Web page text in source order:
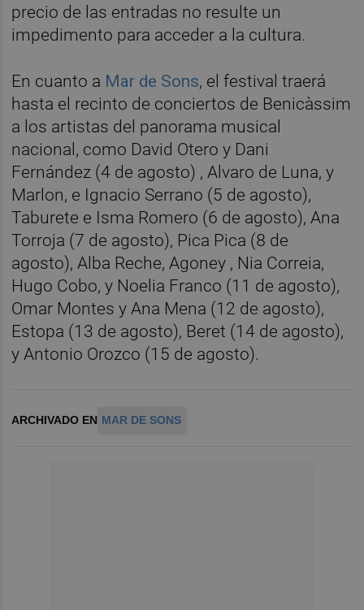
precio de las entradas no resulte un
impedimento para acceder a la cultura.
En cuanto a Mar de Sons, el festival traerá
hasta el recinto de conciertos de Benicàssim
a los artistas del panorama musical
nacional, como David Otero y Dani
Fernández (4 de agosto) , Alvaro de Luna, y
Marlon, e Ignacio Serrano (5 de agosto),
Taburete e Isma Romero (6 de agosto), Ana
Torroja (7 de agosto), Pica Pica (8 de
agosto), Alba Reche, Agoney , Nia Correia,
Hugo Cobo, y Noelia Franco (11 de agosto),
Omar Montes y Ana Mena (12 de agosto),
Estopa (13 de agosto), Beret (14 de agosto),
y Antonio Orozco (15 de agosto).
ARCHIVADO EN MAR DE SONS